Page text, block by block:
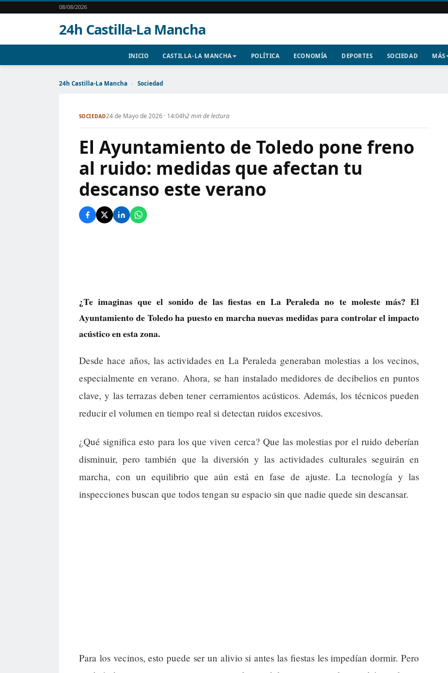
08/08/2026
24h Castilla-La Mancha
INICIO CASTILLA-LA MANCHA POLÍTICA ECONOMÍA DEPORTES SOCIEDAD MÁS
24h Castilla-La Mancha › Sociedad
SOCIEDAD24 de Mayo de 2026 · 14:04h2 min de lectura
El Ayuntamiento de Toledo pone freno
al ruido: medidas que afectan tu
descanso este verano
¿Te imaginas que el sonido de las fiestas en La Peraleda no te moleste más? El
Ayuntamiento de Toledo ha puesto en marcha nuevas medidas para controlar el impacto
acústico en esta zona.
Desde hace años, las actividades en La Peraleda generaban molestias a los vecinos,
especialmente en verano. Ahora, se han instalado medidores de decibelios en puntos
clave, y las terrazas deben tener cerramientos acústicos. Además, los técnicos pueden
reducir el volumen en tiempo real si detectan ruidos excesivos.
¿Qué significa esto para los que viven cerca? Que las molestias por el ruido deberían
disminuir, pero también que la diversión y las actividades culturales seguirán en
marcha, con un equilibrio que aún está en fase de ajuste. La tecnología y las
inspecciones buscan que todos tengan su espacio sin que nadie quede sin descansar.
Para los vecinos, esto puede ser un alivio si antes las fiestas les impedían dormir. Pero